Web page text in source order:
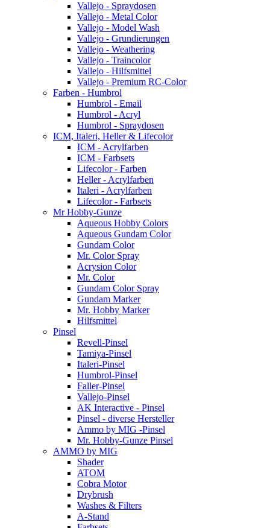
Vallejo - Spraydosen
Vallejo - Metal Color
Vallejo - Model Wash
Vallejo - Grundierungen
Vallejo - Weathering
Vallejo - Traincolor
Vallejo - Hilfsmittel
Vallejo - Premium RC-Color
Farben - Humbrol
Humbrol - Email
Humbrol - Acryl
Humbrol - Spraydosen
ICM, Italeri, Heller & Lifecolor
ICM - Acrylfarben
ICM - Farbsets
Lifecolor - Farben
Heller - Acrylfarben
Italeri - Acrylfarben
Lifecolor - Farbsets
Mr Hobby-Gunze
Aqueous Hobby Colors
Aqueous Gundam Color
Gundam Color
Mr. Color Spray
Acrysion Color
Mr. Color
Gundam Color Spray
Gundam Marker
Mr. Hobby Marker
Hilfsmittel
Pinsel
Revell-Pinsel
Tamiya-Pinsel
Italeri-Pinsel
Humbrol-Pinsel
Faller-Pinsel
Vallejo-Pinsel
AK Interactive - Pinsel
Pinsel - diverse Hersteller
Ammo by MIG -Pinsel
Mr. Hobby-Gunze Pinsel
AMMO by MIG
Shader
ATOM
Cobra Motor
Drybrush
Washes & Filters
A-Stand